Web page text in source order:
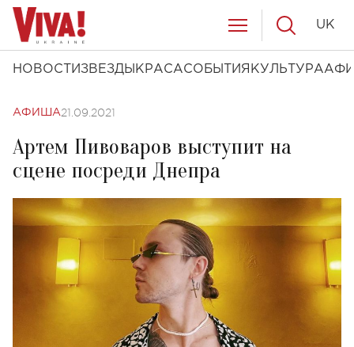
НОВОСТИ ЗВЕЗДЫ КРАСАСОБЫТИЯ КУЛЬТУРА
UK
АФИША21.09.2021
Артем Пивоваров выступит на
сцене посреди Днепра